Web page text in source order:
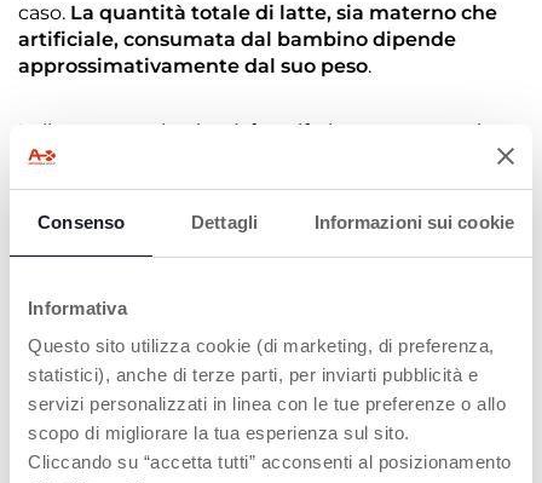
Consenso Dettagli Informazioni sui cookie
Informativa
Questo sito utilizza cookie (di marketing, di preferenza,
statistici), anche di terze parti, per inviarti pubblicità e
servizi personalizzati in linea con le tue preferenze o allo
scopo di migliorare la tua esperienza sul sito.
Cliccando su “accetta tutti” acconsenti al posizionamento
caso. La quantità totale di latte, sia materno che
artificiale, consumata dal bambino dipende
approssimativamente dal suo peso.
In linea generale, si può fare riferimento a questi
valori:
3500 g di peso corporeo: circa 600-650 g di
latte, distribuiti in 6 pasti al giorno;
latte, distribuiti in 6 pasti al giorno;
latte, distribuiti in 6 pasti al giorno;
5000 g di peso corporeo: circa 750-800 g di
latte, distribuiti in 5-6 pasti al giorno.